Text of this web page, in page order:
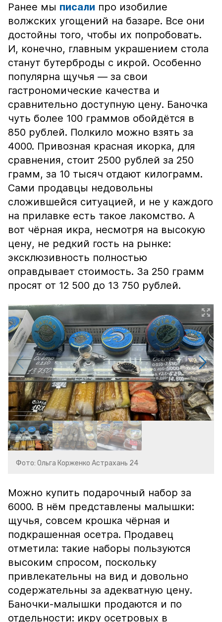
Ранее мы писали про изобилие
волжских угощений на базаре. Все они
достойны того, чтобы их попробовать.
И, конечно, главным украшением стола
станут бутерброды с икрой. Особенно
популярна щучья — за свои
гастрономические качества и
сравнительно доступную цену. Баночка
чуть более 100 граммов обойдётся в
850 рублей. Полкило можно взять за
4000. Привозная красная икорка, для
сравнения, стоит 2500 рублей за 250
грамм, за 10 тысяч отдают килограмм.
Сами продавцы недовольны
сложившейся ситуацией, и не у каждого
на прилавке есть такое лакомство. А
вот чёрная икра, несмотря на высокую
цену, не редкий гость на рынке:
эксклюзивность полностью
оправдывает стоимость. За 250 грамм
просят от 12 500 до 13 750 рублей.
Фото: Ольга Корженко Астрахань 24
Можно купить подарочный набор за
6000. В нём представлены малышки:
щучья, совсем крошка чёрная и
подкрашенная осетра. Продавец
отметила: такие наборы пользуются
высоким спросом, поскольку
привлекательны на вид и довольно
содержательны за адекватную цену.
Баночки-малышки продаются и по
отдельности: икру осетровых в